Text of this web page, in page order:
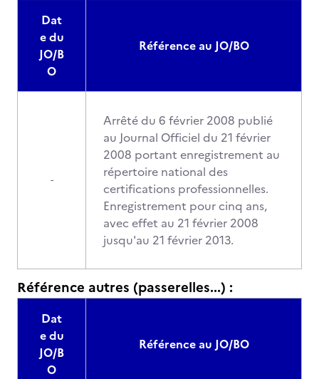
Dat
e du
JO/B
O
Référence au JO/BO
-
Arrêté du 6 février 2008 publié
au Journal Officiel du 21 février
2008 portant enregistrement au
répertoire national des
certifications professionnelles.
Enregistrement pour cinq ans,
avec effet au 21 février 2008
jusqu'au 21 février 2013.
Référence autres (passerelles...) :
Dat
e du
JO/B
O
Référence au JO/BO